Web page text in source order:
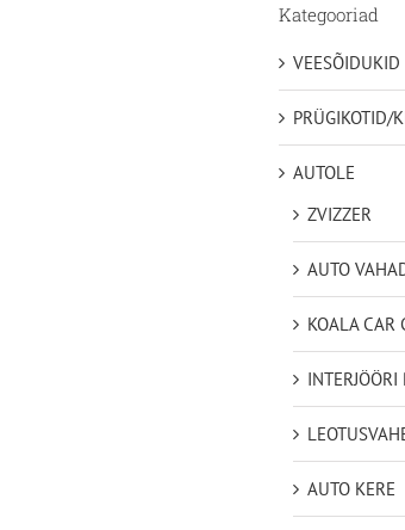
Kategooriad
VEESÕIDUKID
PRÜGIKOTID/
AUTOLE
ZVIZZER
AUTO
KOALA CAR
AUTO KERE